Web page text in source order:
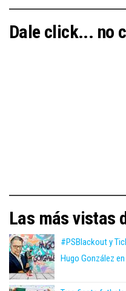
Dale click... no
Las más vistas
#PSBlackout y
Hugo González en